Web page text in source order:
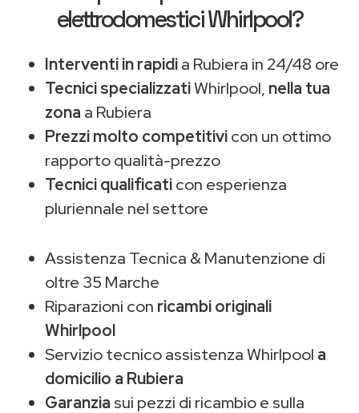
elettrodomestici Whirlpool?
Interventi in rapidia Rubiera in 24/48 ore
Tecnici specializzatiWhirlpool, nella tua
zona a Rubiera
Prezzi molto competitivicon un ottimo
rapporto qualità-prezzo
Tecnici qualificaticon esperienza
pluriennale nel settore
Assistenza Tecnica & Manutenzione di
oltre 35 Marche
Riparazioni con ricambi originali
Whirlpool
Servizio tecnico assistenza Whirlpool a
domicilio a Rubiera
Garanzia sui pezzi di ricambio e sulla